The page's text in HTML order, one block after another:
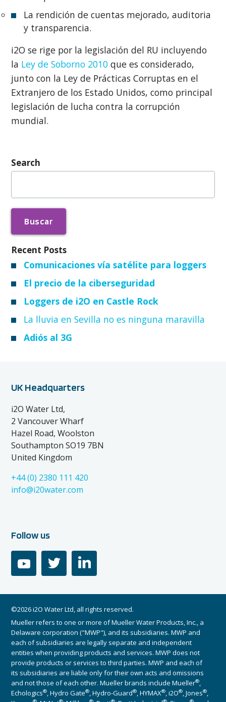
La rendición de cuentas mejorado, auditoria
y transparencia.
i2O se rige por la legislación del RU incluyendo
la Ley de Soborno 2010 que es considerado,
junto con la Ley de Prácticas Corruptas en el
Extranjero de los Estado Unidos, como principal
legislación de lucha contra la corrupción
mundial.
Search
Buscar:
Recent Posts
Comunicaciones vía satélite para loggers
El precio de la ciberseguridad
Loggers de i2O en Castle Rock
La lluvia en Sevilla no es ninguna maravilla
Adiós al 3G
UK Headquarters
i2O Water Ltd,
2 Vancouver Wharf
Hazel Road, Woolston
Southampton SO19 7BN
United Kingdom
+44 (0) 2380 111 420
info@i20water.com
Follow us
youtube linkedin
©2026 i2O Water Ltd, all rights reserved.
Mueller refers to one or more of Mueller Water Products, Inc., a
Delaware corporation ("MWP"), and its subsidiaries. MWP and
each of subsidiaries are legally separate and independent
entities when providing products and services. MWP does not
provide products or services to third parties. MWP and each of
its subsidiaries are liable only for their own acts and omissions
and not those of each other. Mueller brands include Mueller®,
Echologics®, Hydro Gate®, Hydro-Guard®, HYMAX®, i2O®, Jones®,